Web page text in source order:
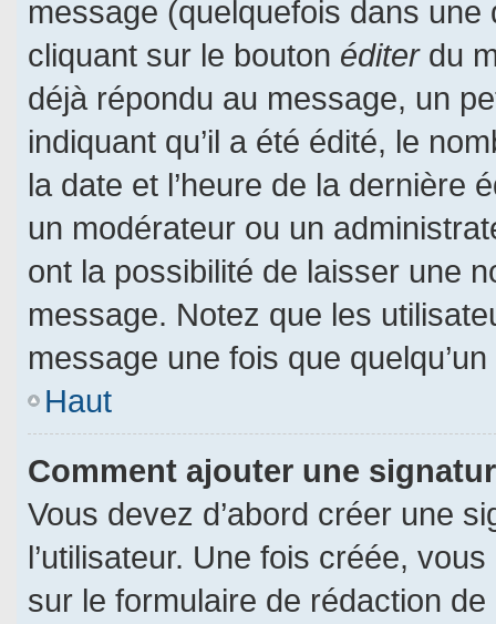
message (quelquefois dans
cliquant sur le bouton éditerdu
déjà répondu au message, un
indiquant qu’il a été édité, le
la date et l’heure de la dernière
un modérateur ou un
ont la possibilité de laisser une
message. Notez que les
message une fois que
Haut
Comment ajouter une
Vous devez d’abord créer une
l’utilisateur. Une fois créée,
sur le formulaire de rédaction